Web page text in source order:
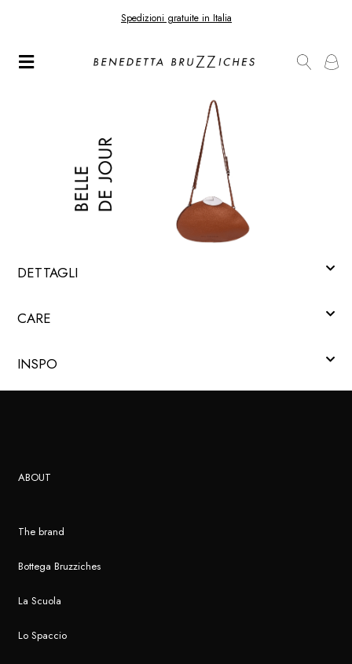
Spedizioni gratuite in Italia
DETTAGLI
CARE
INSPO
ABOUT
The brand
Bottega Bruzziches
La Scuola
Lo Spaccio